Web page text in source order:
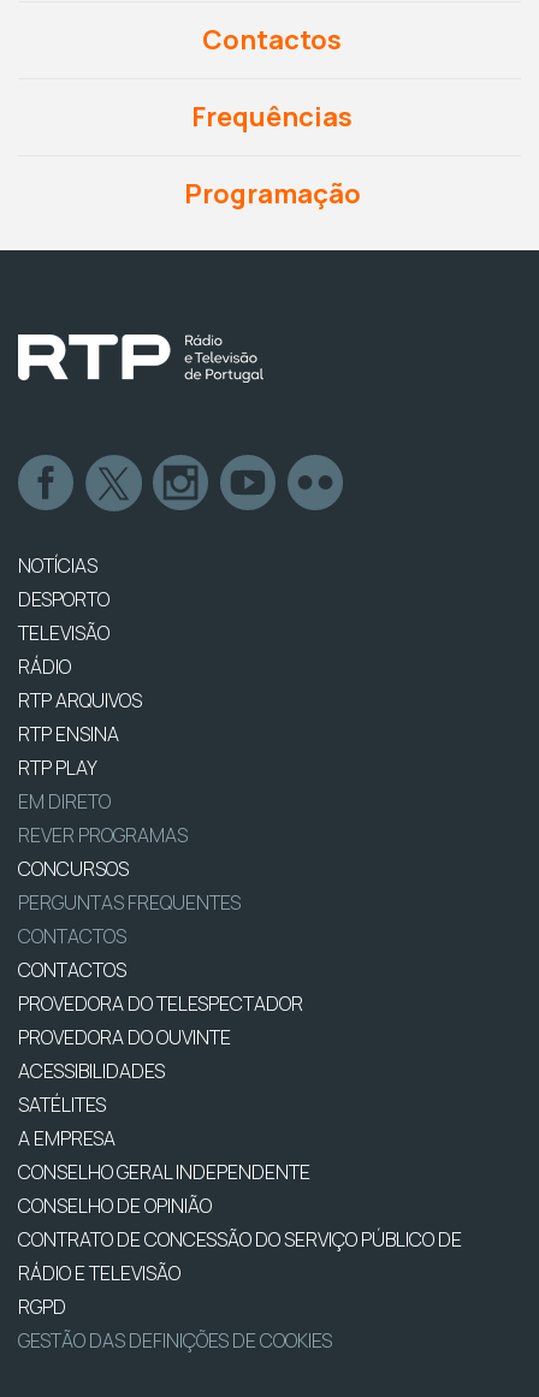
Contactos
Frequências
Programação
NOTÍCIAS
DESPORTO
TELEVISÃO
RÁDIO
RTP ARQUIVOS
RTP ENSINA
RTP PLAY
EM DIRETO
REVER PROGRAMAS
CONCURSOS
PERGUNTAS FREQUENTES
CONTACTOS
CONTACTOS
PROVEDORA DO TELESPECTADOR
PROVEDORA DO OUVINTE
ACESSIBILIDADES
SATÉLITES
A EMPRESA
CONSELHO GERAL INDEPENDENTE
CONSELHO DE OPINIÃO
CONTRATO DE CONCESSÃO DO SERVIÇO PÚBLICO DE
RÁDIO E TELEVISÃO
RGPD
GESTÃO DAS DEFINIÇÕES DE COOKIES